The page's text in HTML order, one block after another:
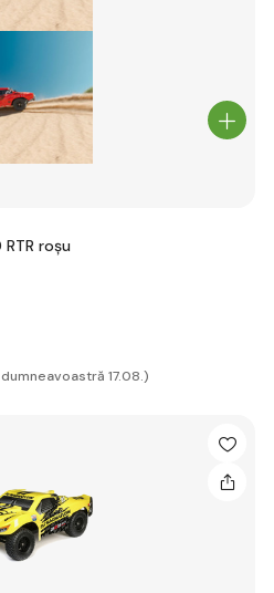
RTR roșu
17.08.)